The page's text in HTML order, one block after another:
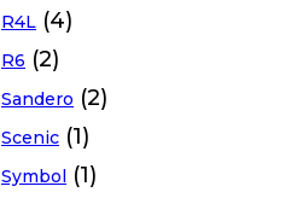
R4L (4)
R6 (2)
Sandero (2)
Scenic (1)
Symbol (1)